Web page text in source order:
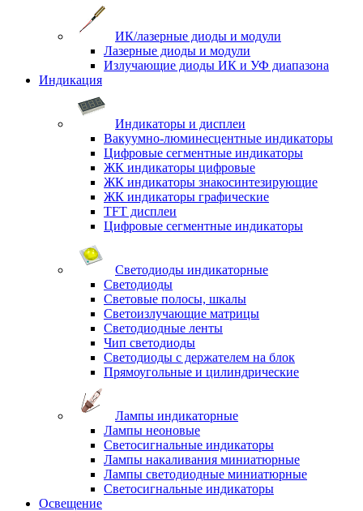
ИК/лазерные диоды и модули
Лазерные диоды и модули
Излучающие диоды ИК и УФ диапазона
Индикация
Индикаторы и дисплеи
Вакуумно-люминесцентные индикаторы
Цифровые сегментные индикаторы
ЖК индикаторы цифровые
ЖК индикаторы знакосинтезирующие
ЖК индикаторы графические
TFT дисплеи
Цифровые сегментные индикаторы
Светодиоды индикаторные
Светодиоды
Световые полосы, шкалы
Светоизлучающие матрицы
Светодиодные ленты
Чип светодиоды
Светодиоды с держателем на блок
Прямоугольные и цилиндрические
Лампы индикаторные
Лампы неоновые
Светосигнальные индикаторы
Лампы накаливания миниатюрные
Лампы светодиодные миниатюрные
Светосигнальные индикаторы
Освещение